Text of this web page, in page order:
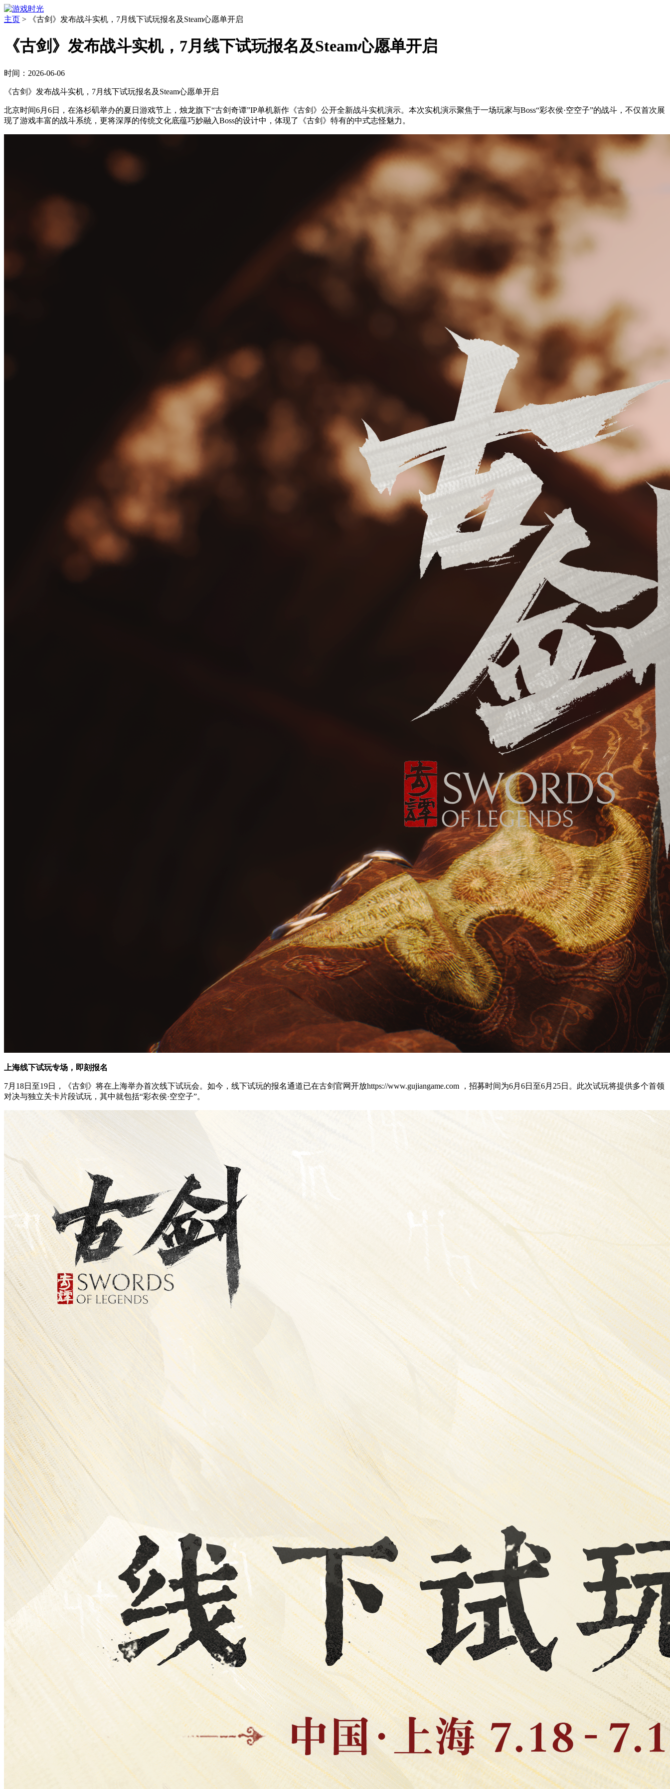
主页 > 《古剑》发布战斗实机，7月线下试玩报名及Steam心愿单开启
《古剑》发布战斗实机，7月线下试玩报名及Steam心愿单开启
时间：2026-06-06
《古剑》发布战斗实机，7月线下试玩报名及Steam心愿单开启
北京时间6月6日，在洛杉矶举办的夏日游戏节上，烛龙旗下“古剑奇谭”IP单机新作《古剑》公开全新战斗实机演示。本次实机演示聚焦于一场玩家与Boss“彩衣侯·空空子”的战斗，不仅首次展
现了游戏丰富的战斗系统，更将深厚的传统文化底蕴巧妙融入Boss的设计中，体现了《古剑》特有的中式志怪魅力。
上海线下试玩专场，即刻报名
7月18日至19日，《古剑》将在上海举办首次线下试玩会。如今，线下试玩的报名通道已在古剑官网开放https://www.gujiangame.com ，招募时间为6月6日至6月25日。此次试玩将提供多个首领
对决与独立关卡片段试玩，其中就包括“彩衣侯·空空子”。